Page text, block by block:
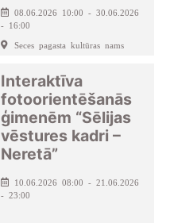
08.06.2026 10:00 - 30.06.2026
- 16:00
Seces pagasta kultūras nams
Interaktīva
fotoorientēšanās
ģimenēm “Sēlijas
vēstures kadri –
Neretā”
10.06.2026 08:00 - 21.06.2026
- 23:00